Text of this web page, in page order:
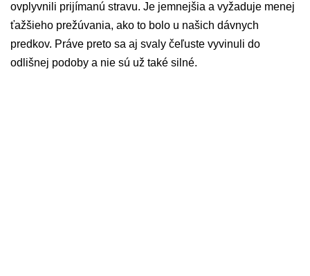
ovplyvnili prijímanú stravu. Je jemnejšia a vyžaduje menej
ťažšieho prežúvania, ako to bolo u našich dávnych
predkov. Práve preto sa aj svaly čeľuste vyvinuli do
odlišnej podoby a nie sú už také silné.